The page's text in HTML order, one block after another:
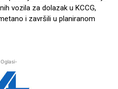
vozila za dolazak u KCCG,
i završili u planiranom